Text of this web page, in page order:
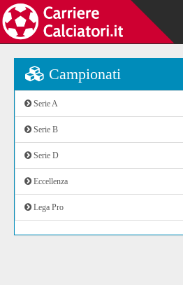
Campionati
Serie A
Serie B
Serie D
Eccellenza
Lega Pro